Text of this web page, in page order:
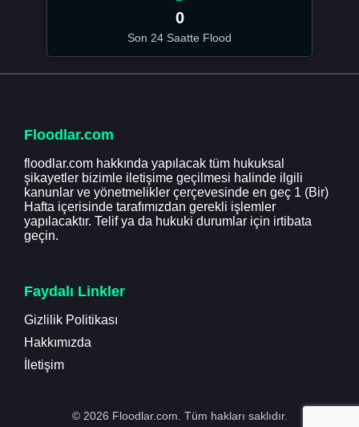
0
Son 24 Saatte Flood
Floodlar.com
floodlar.com hakkında yapılacak tüm hukuksal
şikayetler bizimle iletişime geçilmesi halinde ilgili
kanunlar ve yönetmelikler çerçevesinde en geç 1 (Bir)
Hafta içerisinde tarafımızdan gerekli işlemler
yapılacaktır. Telif ya da hukuki durumlar için irtibata
geçin.
Faydalı Linkler
Gizlilik Politikası
Hakkımızda
İletişim
© 2026 Floodlar.com. Tüm hakları saklıdır.